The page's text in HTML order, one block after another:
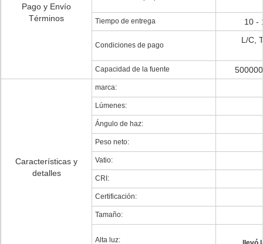
Pago y Envío
Términos
Tiempo de entrega 10 -
Condiciones de pago
L/C,
Capacidad de la fuente
Características y
detalles
marca:
Lúmenes:
Ángulo de haz:
Peso neto:
Vatio:
CRI:
Certificación:
Tamaño:
Alta luz: